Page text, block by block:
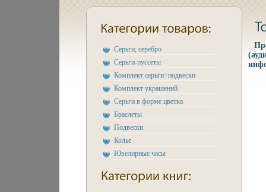
Серьги, серебро
Серьги-пуссеты
Комплект серьги+подвески
Комплект украшений
Серьги в форме цветка
Браслеты
Подвески
Колье
Ювелирные часы